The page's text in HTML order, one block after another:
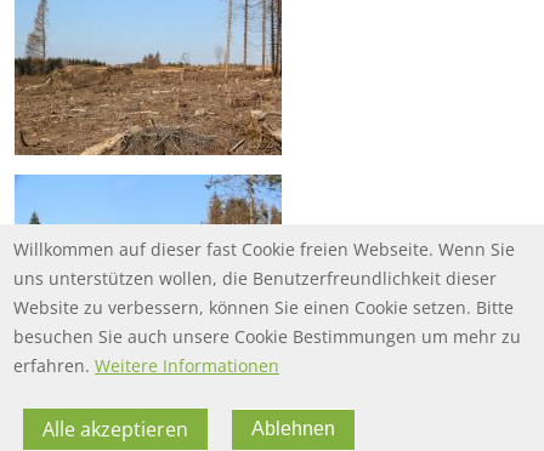
FOOTER MENU FOOTER-DATENSCHUTZ
Willkommen auf dieser fast Cookie freien Webseite. Wenn Sie
uns unterstützen wollen, die Benutzerfreundlichkeit dieser
Website zu verbessern, können Sie einen Cookie setzen. Bitte
besuchen Sie auch unsere Cookie Bestimmungen um mehr zu
erfahren. Weitere Informationen
Alle akzeptieren Ablehnen